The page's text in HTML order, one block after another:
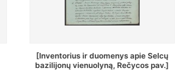
„Wiadomośc Połockiey Uniackiey
Dyecezyi..."